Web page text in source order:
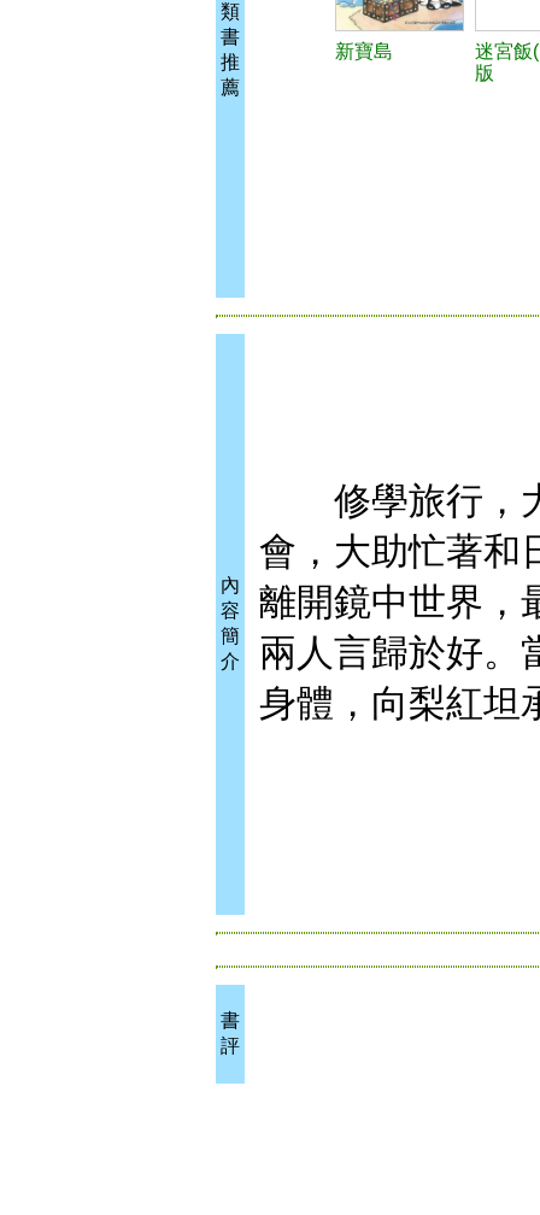
類
書
推
薦
新寶島
迷宮飯
版
內
容
簡
介
修學旅行，大
會，大助忙著和
離開鏡中世界，
兩人言歸於好。
身體，向梨紅
書
評